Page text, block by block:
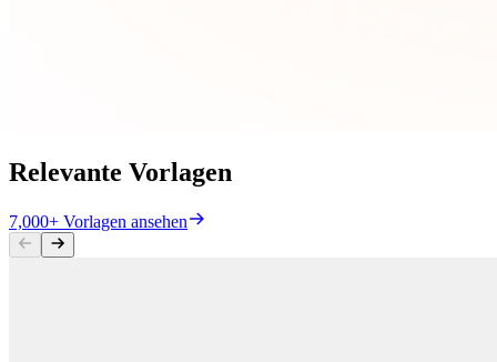
Relevante Vorlagen
7,000+ Vorlagen ansehen